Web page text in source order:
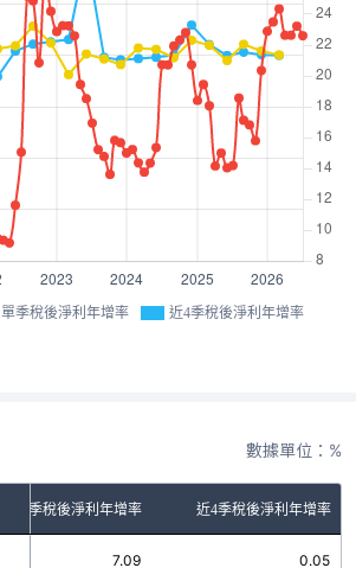
單季稅後淨利年增率 近4季稅後淨利年增率
數據單位：%
單季稅後淨利年增率 近4季稅後淨利年增率
7.09 0.05